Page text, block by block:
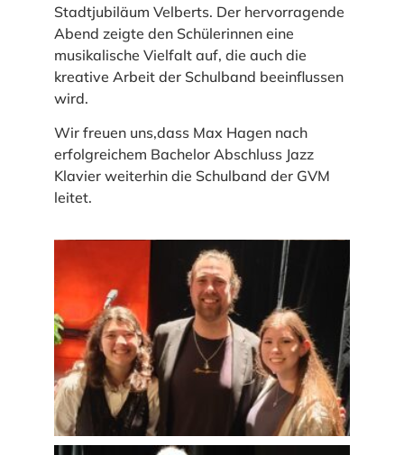
Stadtjubiläum Velberts. Der hervorragende
Abend zeigte den Schülerinnen eine
musikalische Vielfalt auf, die auch die
kreative Arbeit der Schulband beeinflussen
wird.
Wir freuen uns,dass Max Hagen nach
erfolgreichem Bachelor Abschluss Jazz
Klavier weiterhin die Schulband der GVM
leitet.